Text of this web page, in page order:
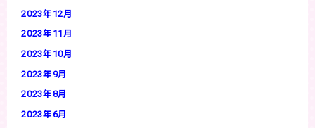
2023年12月
2023年11月
2023年10月
2023年9月
2023年8月
2023年6月